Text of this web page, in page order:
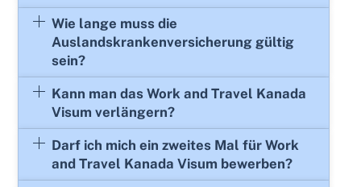
Wie lange muss die
Auslandskrankenversicherung gültig
sein?
Kann man das Work and Travel Kanada
Visum verlängern?
Darf ich mich ein zweites Mal für Work
and Travel Kanada Visum bewerben?